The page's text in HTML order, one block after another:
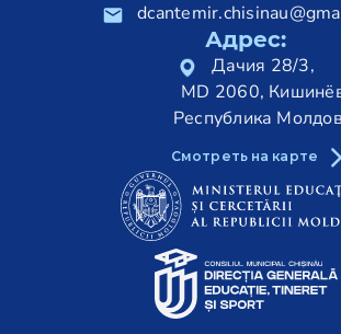
Адрес:
Дачия 28/3,
MD 2060,
Республика
Смотреть на карте